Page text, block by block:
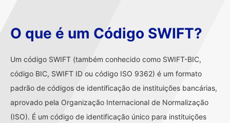
O que é um Código SWIFT?
Um código SWIFT (também conhecido como SWIFT-BIC,
código BIC, SWIFT ID ou código ISO 9362) é um formato
padrão de códigos de identificação de instituições bancárias,
aprovado pela Organização Internacional de Normalização
(ISO). É um código de identificação único para instituições